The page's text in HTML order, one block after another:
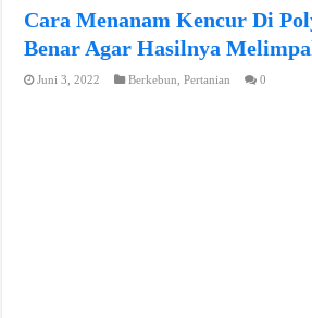
Cara Menanam Kencur Di
Benar Agar Hasilnya
Juni 3, 2022 Berkebun ,Pertanian 0